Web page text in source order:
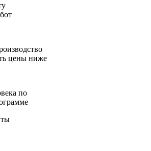
цены ниже
по